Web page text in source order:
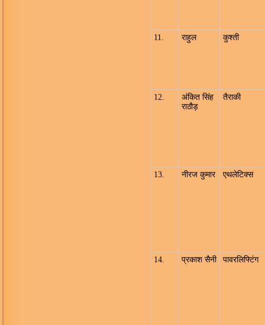
11. राहुल कुश्ती
12.
अंकित सिंह
राठौड़
तैराकी
13. नीरज कुमार एथलेटिक्स
14. प्रकाश सैनी पावरलिफ्टिंग